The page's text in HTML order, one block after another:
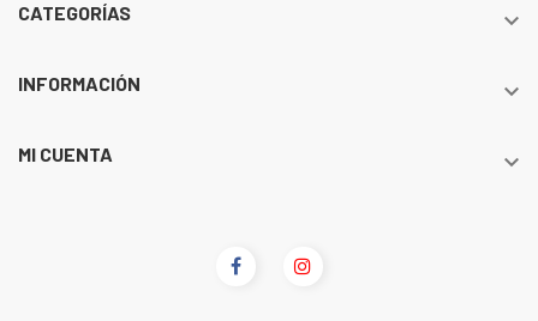
CATEGORÍAS 
INFORMACIÓN 
MI CUENTA 